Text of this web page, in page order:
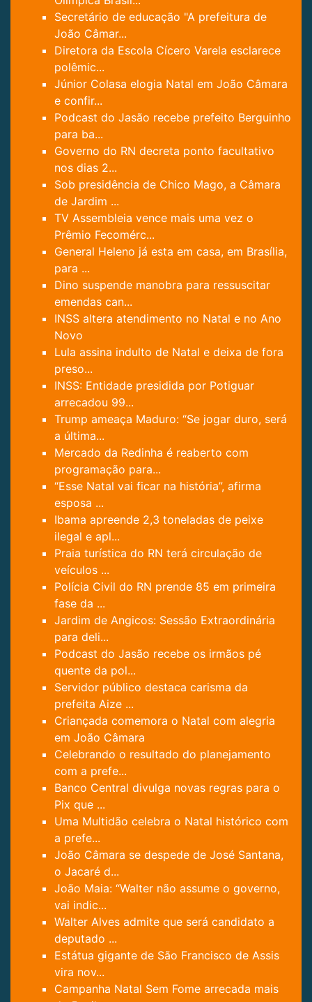
Secretário de educação "A prefeitura de
João Câmar...
Diretora da Escola Cícero Varela esclarece
polêmic...
Júnior Colasa elogia Natal em João Câmara
e confir...
Podcast do Jasão recebe prefeito Berguinho
para ba...
Governo do RN decreta ponto facultativo
nos dias 2...
Sob presidência de Chico Mago, a Câmara
de Jardim ...
TV Assembleia vence mais uma vez o
Prêmio Fecomérc...
General Heleno já esta em casa, em Brasília,
para ...
Dino suspende manobra para ressuscitar
emendas can...
INSS altera atendimento no Natal e no Ano
Novo
Lula assina indulto de Natal e deixa de fora
preso...
INSS: Entidade presidida por Potiguar
arrecadou 99...
Trump ameaça Maduro: “Se jogar duro, será
a última...
Mercado da Redinha é reaberto com
programação para...
“Esse Natal vai ficar na história”, afirma
esposa ...
Ibama apreende 2,3 toneladas de peixe
ilegal e apl...
Praia turística do RN terá circulação de
veículos ...
Polícia Civil do RN prende 85 em primeira
fase da ...
Jardim de Angicos: Sessão Extraordinária
para deli...
Podcast do Jasão recebe os irmãos pé
quente da pol...
Servidor público destaca carisma da
prefeita Aize ...
Criançada comemora o Natal com alegria
em João Câmara
Celebrando o resultado do planejamento
com a prefe...
Banco Central divulga novas regras para o
Pix que ...
Uma Multidão celebra o Natal histórico com
a prefe...
João Câmara se despede de José Santana,
o Jacaré d...
João Maia: “Walter não assume o governo,
vai indic...
Walter Alves admite que será candidato a
deputado ...
Estátua gigante de São Francisco de Assis
vira nov...
Campanha Natal Sem Fome arrecada mais